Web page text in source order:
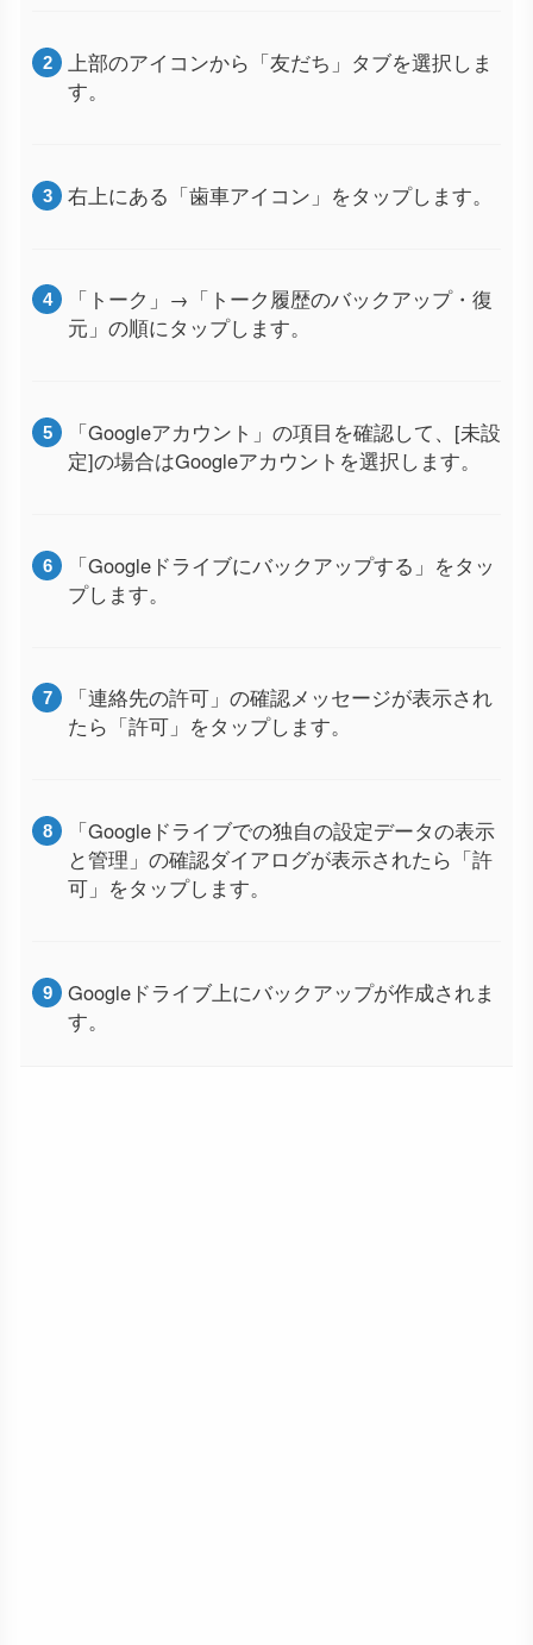
上部のアイコンから「友だち」タブを選択しま
す。
右上にある「歯車アイコン」をタップします。
「トーク」→「トーク履歴のバックアップ・復
元」の順にタップします。
「Googleアカウント」の項目を確認して、[未設
定]の場合はGoogleアカウントを選択します。
「Googleドライブにバックアップする」をタッ
プします。
「連絡先の許可」の確認メッセージが表示され
たら「許可」をタップします。
「Googleドライブでの独自の設定データの表示
と管理」の確認ダイアログが表示されたら「許
可」をタップします。
Googleドライブ上にバックアップが作成されま
す。